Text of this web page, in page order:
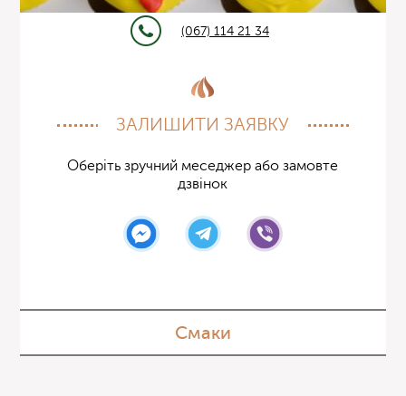
(067) 114 21 34
ЗАЛИШИТИ ЗАЯВКУ
Оберіть зручний меседжер або замовте
дзвінок
Смаки